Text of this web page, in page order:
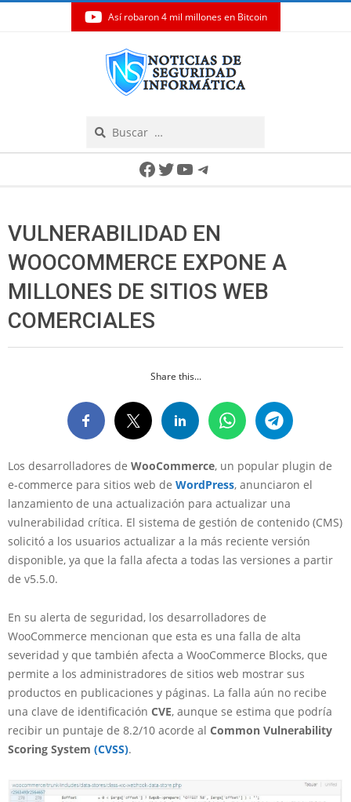
Así robaron 4 mil millones en Bitcoin
Facebook
Twitter
YouTube
Telegram
VULNERABILIDAD EN
WOOCOMMERCE EXPONE A
MILLONES DE SITIOS WEB
COMERCIALES
Share this...
Los desarrolladores de WooCommerce, un popular plugin de
e-commerce para sitios web de WordPress, anunciaron el
lanzamiento de una actualización para actualizar una
vulnerabilidad crítica. El sistema de gestión de contenido (CMS)
solicitó a los usuarios actualizar a la más reciente versión
disponible, ya que la falla afecta a todas las versiones a partir
de v5.5.0.
En su alerta de seguridad, los desarrolladores de
WooCommerce mencionan que esta es una falla de alta
severidad y que también afecta a WooCommerce Blocks, que
permite a los administradores de sitios web mostrar sus
productos en publicaciones y páginas. La falla aún no recibe
una clave de identificación CVE, aunque se estima que podría
recibir un puntaje de 8.2/10 acorde al Common Vulnerability
Scoring System (CVSS).